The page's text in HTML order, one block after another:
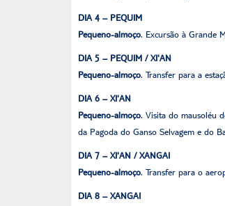
DIA 4 – PEQUIM
Pequeno-almoço. Excursão à Grande
DIA 5 – PEQUIM / XI'AN
Pequeno-almoço. Transfer para a
DIA 6 – XI'AN
Pequeno-almoço. Visita do mausoléu
da Pagoda do Ganso Selvagem e do
DIA 7 – XI'AN / XANGAI
Pequeno-almoço. Transfer para o
DIA 8 – XANGAI